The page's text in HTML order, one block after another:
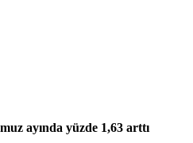
ayında yüzde 1,63 arttı